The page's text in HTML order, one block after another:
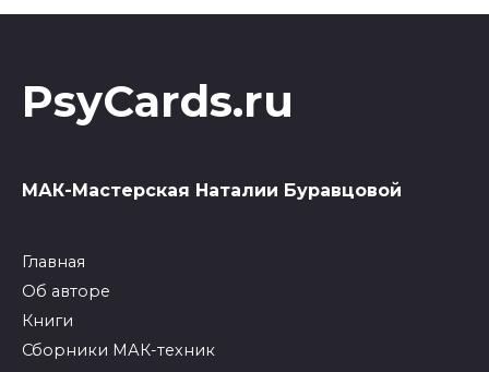
PsyCards.ru
МАК-Мастерская Наталии Буравцовой
Главная
Об авторе
Книги
Сборники МАК-техник